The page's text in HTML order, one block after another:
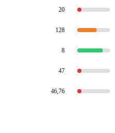
20
128
8
47
46,76